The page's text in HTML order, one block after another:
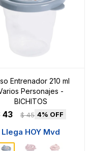
Entrenador 210 ml
Personajes -
BICHITOS
43 $ 45 4
Llega HOY Mvd